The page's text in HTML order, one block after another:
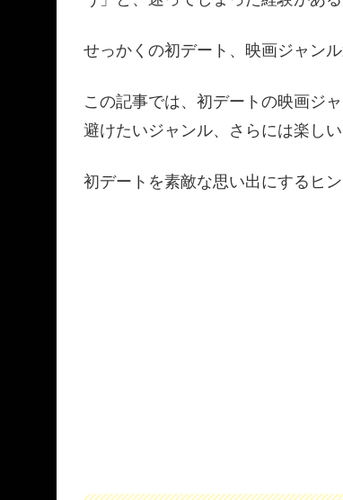
せっかくの初デート、映画ジャン
この記事では、初デートの映画ジ
避けたいジャンル、さらには楽し
初デートを素敵な思い出にするヒ